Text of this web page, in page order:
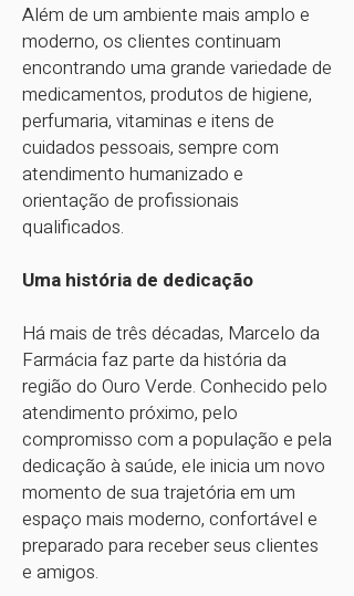
Além de um ambiente mais amplo e
moderno, os clientes continuam
encontrando uma grande variedade de
medicamentos, produtos de higiene,
perfumaria, vitaminas e itens de
cuidados pessoais, sempre com
atendimento humanizado e
orientação de profissionais
qualificados.
Uma história de dedicação
Há mais de três décadas, Marcelo da
Farmácia faz parte da história da
região do Ouro Verde. Conhecido pelo
atendimento próximo, pelo
compromisso com a população e pela
dedicação à saúde, ele inicia um novo
momento de sua trajetória em um
espaço mais moderno, confortável e
preparado para receber seus clientes
e amigos.